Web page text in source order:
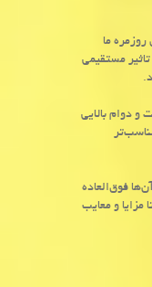
ما
مستقیمی
و دوام بالایی
فوق‌العاده
و معایب